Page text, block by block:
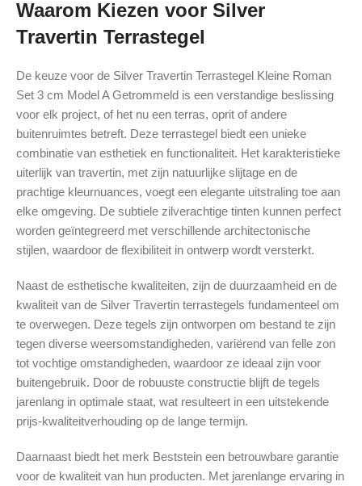
Waarom Kiezen voor Silver
Travertin Terrastegel
De keuze voor de Silver Travertin Terrastegel Kleine Roman
Set 3 cm Model A Getrommeld is een verstandige beslissing
voor elk project, of het nu een terras, oprit of andere
buitenruimtes betreft. Deze terrastegel biedt een unieke
combinatie van esthetiek en functionaliteit. Het karakteristieke
uiterlijk van travertin, met zijn natuurlijke slijtage en de
prachtige kleurnuances, voegt een elegante uitstraling toe aan
elke omgeving. De subtiele zilverachtige tinten kunnen perfect
worden geïntegreerd met verschillende architectonische
stijlen, waardoor de flexibiliteit in ontwerp wordt versterkt.
Naast de esthetische kwaliteiten, zijn de duurzaamheid en de
kwaliteit van de Silver Travertin terrastegels fundamenteel om
te overwegen. Deze tegels zijn ontworpen om bestand te zijn
tegen diverse weersomstandigheden, variërend van felle zon
tot vochtige omstandigheden, waardoor ze ideaal zijn voor
buitengebruik. Door de robuuste constructie blijft de tegels
jarenlang in optimale staat, wat resulteert in een uitstekende
prijs-kwaliteitverhouding op de lange termijn.
Daarnaast biedt het merk Beststein een betrouwbare garantie
voor de kwaliteit van hun producten. Met jarenlange ervaring in